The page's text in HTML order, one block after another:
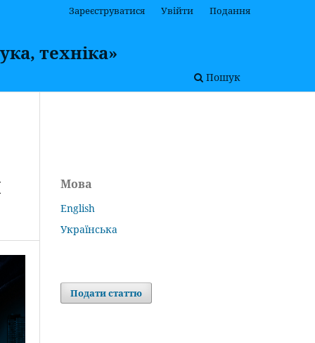
техніка»
Пошук
Зареєструватися Увійти Подання
Мова
English
Українська
Подати статтю